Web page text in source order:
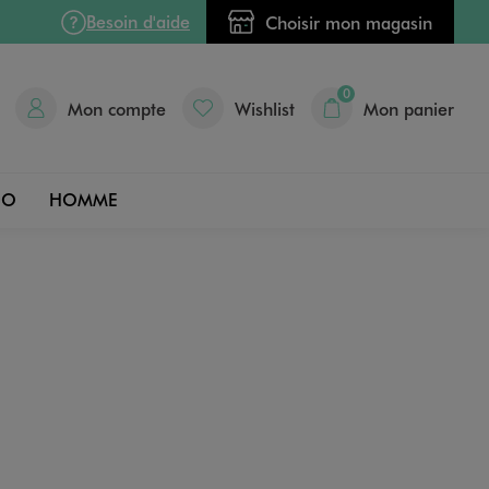
Besoin d'aide Choisir mon magasin
Mon compte Wishlist
0
Mon panier
HOMME